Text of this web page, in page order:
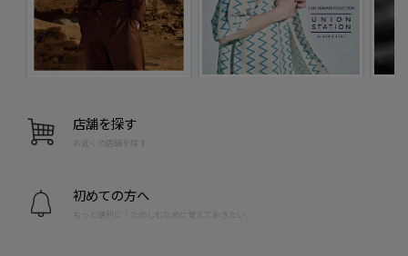
店舗を探す
お近くの店舗を探す
初めての方へ
もっと便利に！たのしむために覚えておきたい